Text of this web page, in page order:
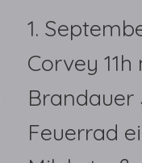
1.
Corvey
Brandauer
Feuerrad